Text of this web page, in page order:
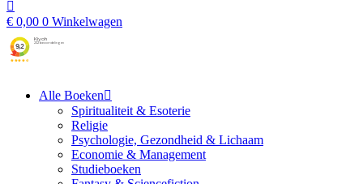
€ 0,00 0 Winkelwagen
Alle Boeken
Spiritualiteit & Esoterie
Religie
Psychologie, Gezondheid & Lichaam
Economie & Management
Studieboeken